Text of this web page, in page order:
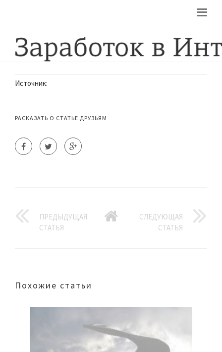
РЕАЛЬНЫЙ ЗАРАБОТОК В ИНТЕРНЕТЕ
Источник:
РАСКАЗАТЬ О СТАТЬЕ ДРУЗЬЯМ
ПРЕДЫДУЩАЯ
СТАТЬЯ
СЛЕДУЮЩАЯ
СТАТЬЯ
Похожие статьи